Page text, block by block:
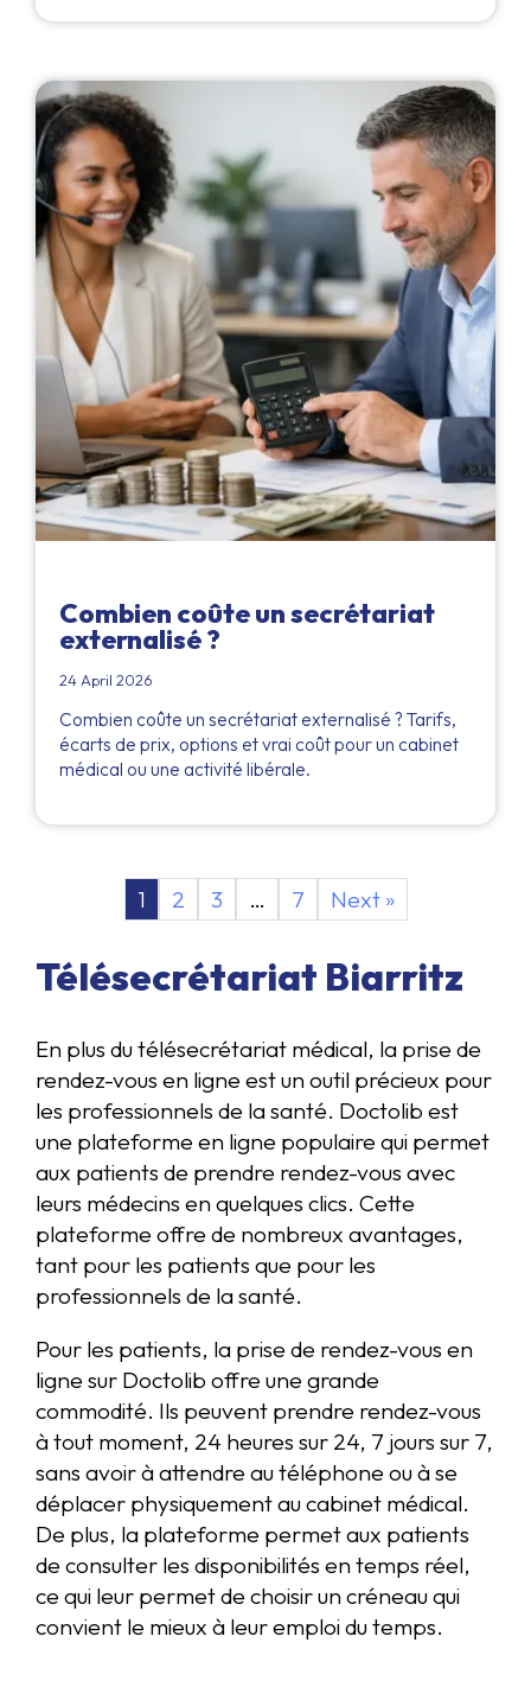
Combien coûte un secrétariat
externalisé ?
24 April 2026
Combien coûte un secrétariat externalisé ? Tarifs,
écarts de prix, options et vrai coût pour un cabinet
médical ou une activité libérale.
1 2 3 … 7 Next »
Télésecrétariat Biarritz
En plus du télésecrétariat médical, la prise de
rendez-vous en ligne est un outil précieux pour
les professionnels de la santé. Doctolib est
une plateforme en ligne populaire qui permet
aux patients de prendre rendez-vous avec
leurs médecins en quelques clics. Cette
plateforme offre de nombreux avantages,
tant pour les patients que pour les
professionnels de la santé.
Pour les patients, la prise de rendez-vous en
ligne sur Doctolib offre une grande
commodité. Ils peuvent prendre rendez-vous
à tout moment, 24 heures sur 24, 7 jours sur 7,
sans avoir à attendre au téléphone ou à se
déplacer physiquement au cabinet médical.
De plus, la plateforme permet aux patients
de consulter les disponibilités en temps réel,
ce qui leur permet de choisir un créneau qui
convient le mieux à leur emploi du temps.